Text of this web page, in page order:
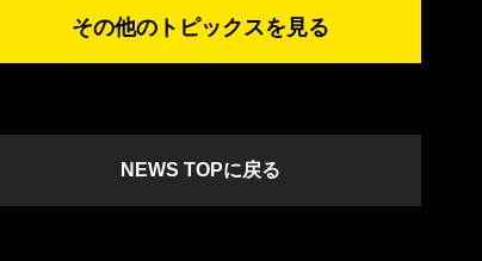
その他のトピックスを見る
NEWS TOPに戻る